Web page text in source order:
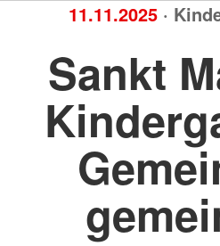
11.11.2025 ·
Sankt